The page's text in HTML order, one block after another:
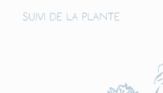
Suivi de la plante